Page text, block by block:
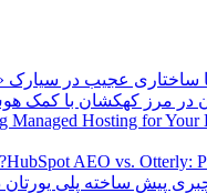
ساختاری عجیب در سیارک
در مرز کهکشان با کمک
Managed Hosting for Your
HubSpot AEO vs. Otterly:
گچبری پیش ساخته پلی